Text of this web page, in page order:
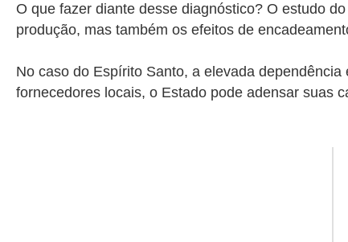
O que fazer diante desse diagnóstico? O estudo
produção, mas também os efeitos de
No caso do Espírito Santo, a elevada
fornecedores locais, o Estado pode adensar suas